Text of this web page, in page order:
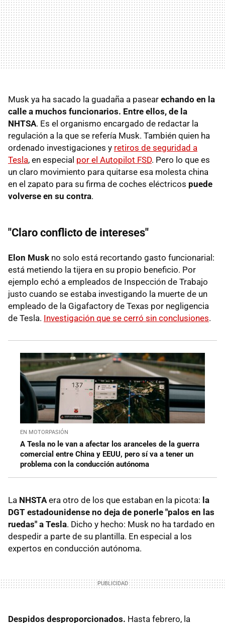
Musk ya ha sacado la guadaña a pasear echando en la
calle a muchos funcionarios. Entre ellos, de la
NHTSA. Es el organismo encargado de redactar la
regulación a la que se refería Musk. También quien ha
ordenado investigaciones y retiros de seguridad a
Tesla, en especial por el Autopilot FSD. Pero lo que es
un claro movimiento para quitarse esa molesta china
en el zapato para su firma de coches eléctricos puede
volverse en su contra.
"Claro conflicto de intereses"
Elon Musk no solo está recortando gasto funcionarial:
está metiendo la tijera en su propio beneficio. Por
ejemplo echó a empleados de Inspección de Trabajo
justo cuando se estaba investigando la muerte de un
empleado de la Gigafactory de Texas por negligencia
de Tesla. Investigación que se cerró sin conclusiones.
EN MOTORPASIÓN
A Tesla no le van a afectar los aranceles de la guerra
comercial entre China y EEUU, pero sí va a tener un
problema con la conducción autónoma
La NHSTA era otro de los que estaban en la picota: la
DGT estadounidense no deja de ponerle "palos en las
ruedas" a Tesla. Dicho y hecho: Musk no ha tardado en
despedir a parte de su plantilla. En especial a los
expertos en conducción autónoma.
Despidos desproporcionados. Hasta febrero, la